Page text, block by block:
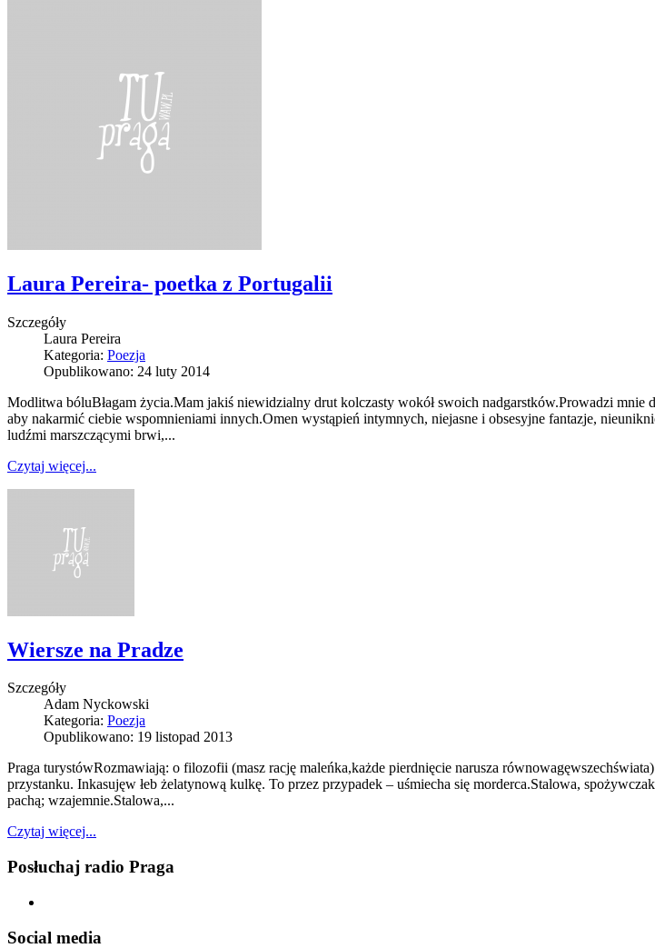
Laura Pereira- poetka z Portugalii
Szczegóły
Laura Pereira
Kategoria: Poezja
Opublikowano: 24 luty 2014
Modlitwa bóluBłagam życia.Mam jakiś niewidzialny drut kolczasty wokół swoich nadgarstków.Prowadzi mnie
aby nakarmić ciebie wspomnieniami innych.Omen wystąpień intymnych, niejasne i obsesyjne fantazje,
ludźmi marszczącymi brwi,...
Czytaj więcej...
Wiersze na Pradze
Szczegóły
Adam Nyckowski
Kategoria: Poezja
Opublikowano: 19 listopad 2013
Praga turystówRozmawiają: o filozofii (masz rację maleńka,każde pierdnięcie narusza
przystanku. Inkasujęw łeb żelatynową kulkę. To przez przypadek – uśmiecha się morderca.Stalowa,
pachą; wzajemnie.Stalowa,...
Czytaj więcej...
Posłuchaj radio Praga
Social media